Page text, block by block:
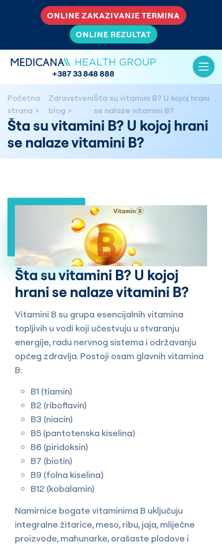
ONLINE ZAKAZIVANJE TERMINA
ONLINE REZULTAT
+387 33 848 888
Početna
strana
Zdravstveni
blog
Šta su vitamini B? U kojoj hrani
se nalaze vitamini B?
Šta su vitamini B? U kojoj hrani
se nalaze vitamini B?
Šta su vitamini B? U kojoj
hrani se nalaze vitamini B?
Vitamini B su grupa esencijalnih vitamina
topljivih u vodi koji učestvuju u stvaranju
energije, radu nervnog sistema i održavanju
općeg zdravlja. Postoji osam glavnih vitamina
B:
B1 (tiamin)
B2 (riboflavin)
B3 (niacin)
B5 (pantotenska kiselina)
B6 (piridoksin)
B7 (biotin)
B9 (folna kiselina)
B12 (kobalamin)
Namirnice bogate vitaminima B uključuju
integralne žitarice, meso, ribu, jaja, mliječne
proizvode, mahunarke, orašaste plodove i